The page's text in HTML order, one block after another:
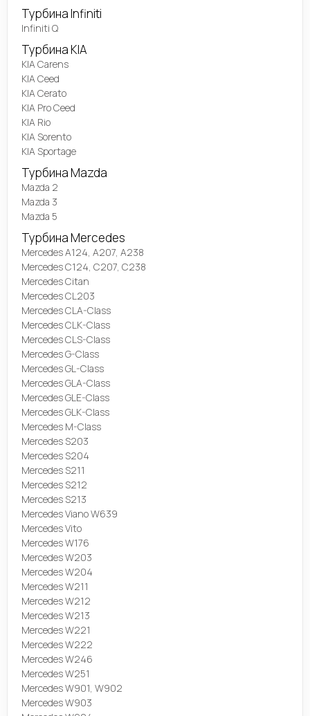
Турбина Infiniti
Infiniti Q
Турбина KIA
KIA Carens
KIA Ceed
KIA Cerato
KIA Pro Ceed
KIA Rio
KIA Sorento
KIA Sportage
Турбина Mazda
Mazda 2
Mazda 3
Mazda 5
Турбина Mercedes
Mercedes A124, A207, A238
Mercedes C124, C207, C238
Mercedes Citan
Mercedes CL203
Mercedes CLA-Class
Mercedes CLK-Class
Mercedes CLS-Class
Mercedes G-Class
Mercedes GL-Class
Mercedes GLA-Class
Mercedes GLE-Class
Mercedes GLK-Class
Mercedes M-Class
Mercedes S203
Mercedes S204
Mercedes S211
Mercedes S212
Mercedes S213
Mercedes Viano W639
Mercedes Vito
Mercedes W176
Mercedes W203
Mercedes W204
Mercedes W211
Mercedes W212
Mercedes W213
Mercedes W221
Mercedes W222
Mercedes W246
Mercedes W251
Mercedes W901, W902
Mercedes W903